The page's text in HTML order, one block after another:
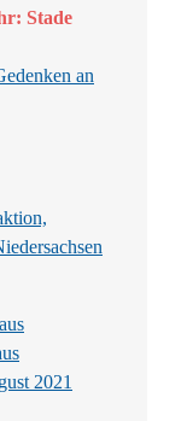
Stade
an
2021